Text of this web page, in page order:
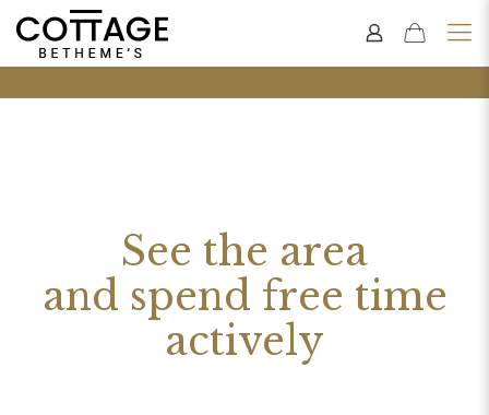
See the area
and spend free time
actively